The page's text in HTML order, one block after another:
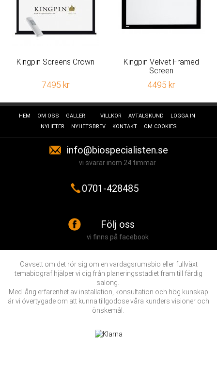
Kingpin Screens Crown
7495 kr
Kingpin Velvet Framed
Screen
4495 kr
HEM OM OSS GALLERI VILLKOR AVTALSKUND
LOGGA IN
NYHETER
NYHETSBREV KONTAKT OM COOKIES
info@biospecialisten.se
vi svarar inom 24 timmar
0701-428485
Följ oss
vi finns på facebook
Oavsett om det rör sig om en vardagsrumsbio eller fullväxt
temabiograf hjälper vi dig från planeringsstadiet fram till färdig
salong.
Med lång erfarenhet av installation, konsultation och hög kunskap
är vi övertygade om att kunna tillgodose våra kunders visioner och
önskemål.